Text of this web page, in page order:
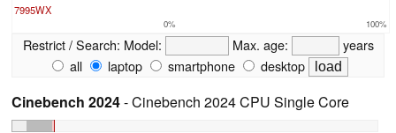
7995WX
0% 100%
Restrict / Search: Model: Max. age:
years
all
laptop smartphone desktop
Cinebench 2024- Cinebench 2024 CPU Single Core